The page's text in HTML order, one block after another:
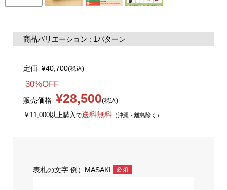
商品バリエーション : 1パターン
定価¥40,700(税込)
30%OFF
販売価格 ¥28,500(税込)
￥11,000以上購入 で送料無料（沖縄・離島除く）
表札の文字 例）MASAKI 必須